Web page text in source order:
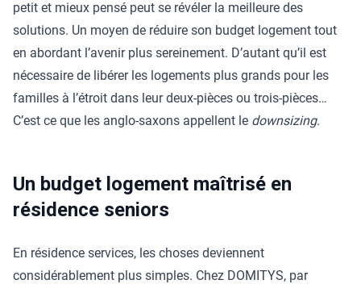
petit et mieux pensé peut se révéler la meilleure des
solutions. Un moyen de réduire son budget logement tout
en abordant l’avenir plus sereinement. D’autant qu’il est
nécessaire de libérer les logements plus grands pour les
familles à l’étroit dans leur deux-pièces ou trois-pièces…
C’est ce que les anglo-saxons appellent le downsizing.
Un budget logement maîtrisé en
résidence seniors
En résidence services, les choses deviennent
considérablement plus simples. Chez DOMITYS, par